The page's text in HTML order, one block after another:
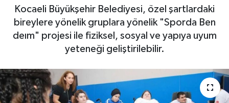
Kocaeli Büyükşehir Belediyesi, özel şartlardaki
bireylere yönelik gruplara yönelik "Sporda Ben
deım" projesi ile fiziksel, sosyal ve yapıya uyum
yeteneği geliştirilebilir.
Haber Arşivi